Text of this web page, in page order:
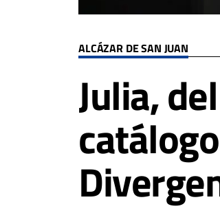
ALCÁZAR DE SAN JUAN
Julia,